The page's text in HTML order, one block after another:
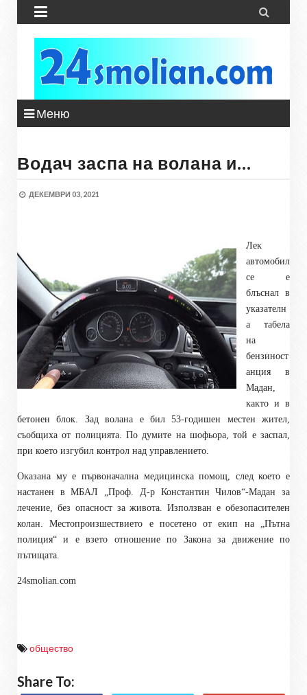
 
Меню
Водач заспа на волана и…
ДЕКЕМВРИ 03, 2021
Лек
автомобил
се е
блъснал в
указателн
а табела
на
бензиност
анция в
Мадан,
както и в
бетонен блок. Зад волана е бил 53-годишен местен жител,
съобщиха от полицията. По думите на шофьора, той е заспал,
при което изгубил контрол над управлението.
Оказана му е първоначална медицинска помощ, след което е
настанен в МБАЛ „Проф. Д-р Константин Чилов“-Мадан за
лечение, без опасност за живота. Използван е обезопасителен
колан. Местопроизшествието е посетено от екип на „Пътна
полиция“ и е взето отношение по Закона за движение по
пътищата.
24smolian.com
общество
Share To: